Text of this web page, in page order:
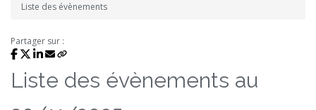
Liste des évènements
Partager sur :
Liste des évènements au